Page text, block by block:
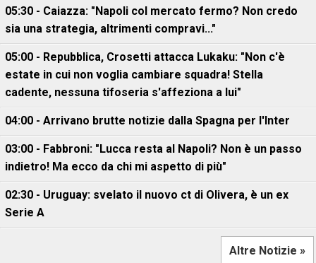
05:30 - Caiazza: "Napoli col mercato fermo? Non credo
sia una strategia, altrimenti compravi..."
05:00 - Repubblica, Crosetti attacca Lukaku: "Non c'è
estate in cui non voglia cambiare squadra! Stella
cadente, nessuna tifoseria s'affeziona a lui"
04:00 - Arrivano brutte notizie dalla Spagna per l'Inter
03:00 - Fabbroni: "Lucca resta al Napoli? Non è un passo
indietro! Ma ecco da chi mi aspetto di più"
02:30 - Uruguay: svelato il nuovo ct di Olivera, è un ex
Serie A
Altre Notizie »